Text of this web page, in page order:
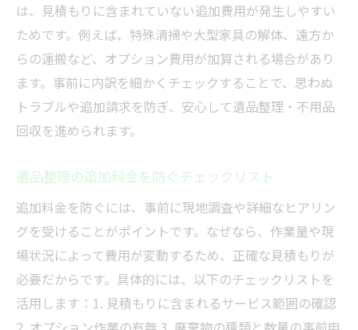
は、見積もりに含まれていない追加費用が発生しやすい
ためです。例えば、特殊清掃や大型家具の解体、遠方か
らの運搬など、オプション費用が加算される場合があり
ます。事前に内訳を細かくチェックすることで、思わぬ
トラブルや追加請求を防ぎ、安心して遺品整理・不用品
回収を進められます。
遺品整理の追加料金を防ぐチェックリスト
追加料金を防ぐには、事前に現地調査や詳細なヒアリン
グを受けることがポイントです。なぜなら、作業量や現
場状況によって費用が変動するため、正確な見積もりが
必要だからです。具体的には、以下のチェックリストを
活用します：1. 見積もりに含まれるサービス範囲の確認